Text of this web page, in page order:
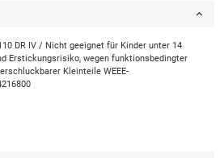
DR IV / Nicht geeignet für Kinder unter 14
Erstickungsrisiko, wegen funktionsbedingter
Kleinteile WEEE-